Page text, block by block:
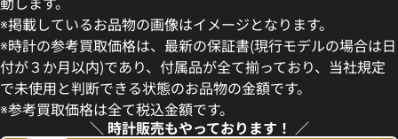
ロイヤル オーク
格
日時点の参考買取価格です
15400ST.OO.1220ST.02
参考買取価格
4,582,000円
※2025年10月9日時点の参考
※掲載しているお品物の画像はイメージとなります。
※時計の参考買取価格は、最新の保証書(現行モデルの場合は日
付が３か月以内)であり、付属品が全て揃っており、当社規定
で未使用と判断できる状態のお品物の金額です。
※参考買取価格は全て税込金額です。
＼ 時計販売もやっております！ ／